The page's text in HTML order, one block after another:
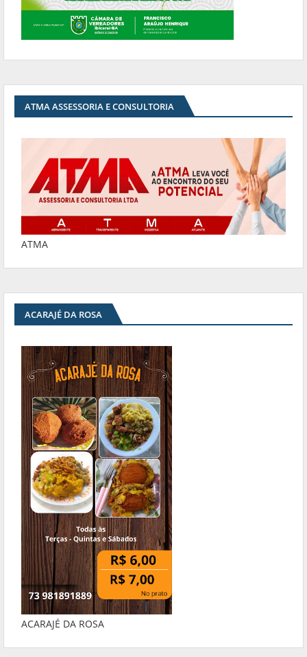
ATMA ASSESSORIA E CONSULTORIA
ATMA
ACARAJÉ DA ROSA
ACARAJÉ DA ROSA